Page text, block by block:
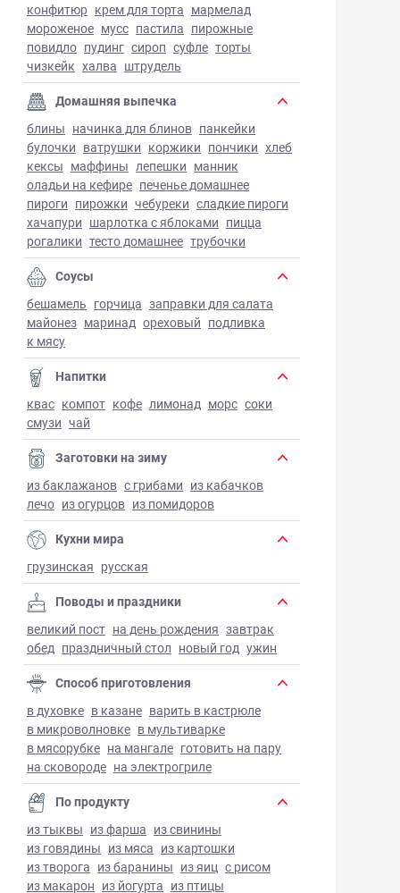
конфитюр крем для торта мармелад
мороженое мусс пастила пирожные
повидло пудинг сироп суфле торты
чизкейк халва штрудель
Домашняя выпечка
блины начинка для блинов панкейки
булочки ватрушки коржики пончики хлеб
кексы маффины лепешки манник
оладьи на кефире печенье домашнее
пироги пирожки чебуреки сладкие пироги
хачапури шарлотка с яблоками пицца
рогалики тесто домашнее трубочки
Соусы
бешамель горчица заправки для салата
майонез маринад ореховый подливка
к мясу
Напитки
квас компот кофе лимонад морс соки
смузи чай
Заготовки на зиму
из баклажанов с грибами из кабачков
лечо из огурцов из помидоров
Кухни мира
грузинская русская
Поводы и праздники
великий пост на день рождения завтрак
обед праздничный стол новый год ужин
Способ приготовления
в духовке в казане варить в кастрюле
в микроволновке в мультиварке
в мясорубке на мангале готовить на пару
на сковороде на электрогриле
По продукту
из тыквы из фарша из свинины
из говядины из мяса из картошки
из творога из баранины из яиц с рисом
из макарон из йогурта из птицы